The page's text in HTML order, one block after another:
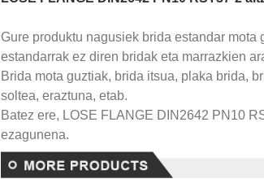
Gure produktu nagusiek brida estandar
estandarrak ez diren bridak eta marrazkien
Brida mota guztiak, brida itsua, plaka brida,
soltea, eraztuna, etab.
Batez ere, LOSE FLANGE DIN2642 PN10
ezagunena.